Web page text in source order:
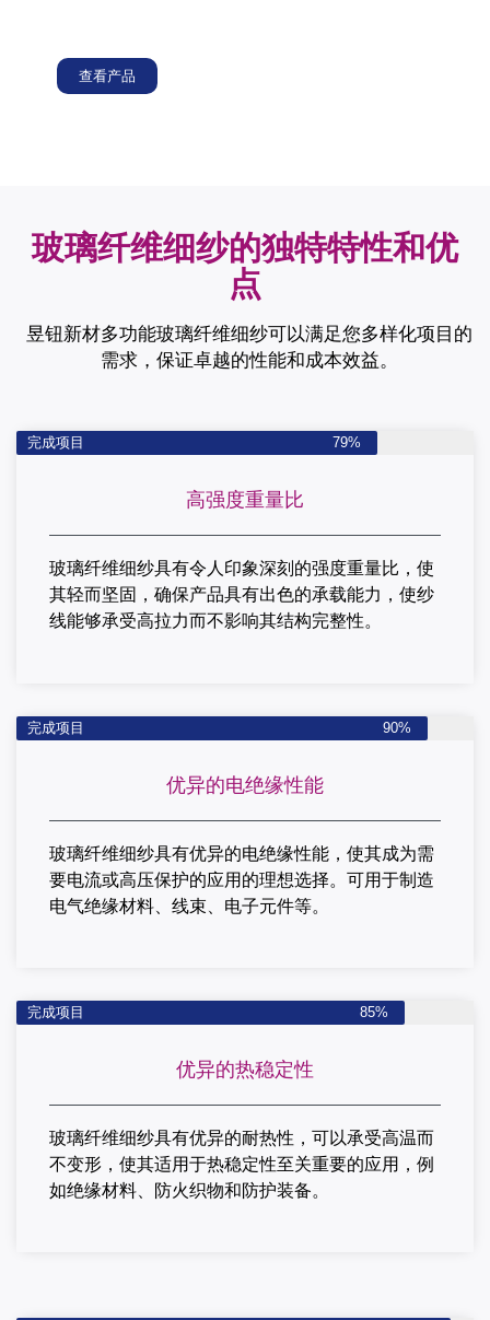
查看产品
玻璃纤维细纱的独特特性和优
点
昱钮新材多功能玻璃纤维细纱可以满足您多样化项目的
需求，保证卓越的性能和成本效益。
完成项目 79%
高强度重量比
玻璃纤维细纱具有令人印象深刻的强度重量比，使
其轻而坚固，确保产品具有出色的承载能力，使纱
线能够承受高拉力而不影响其结构完整性。
完成项目 90%
优异的电绝缘性能
玻璃纤维细纱具有优异的电绝缘性能，使其成为需
要电流或高压保护的应用的理想选择。 可用于制造
电气绝缘材料、线束、电子元件等。
完成项目 85%
优异的热稳定性
玻璃纤维细纱具有优异的耐热性，可以承受高温而
不变形，使其适用于热稳定性至关重要的应用，例
如绝缘材料、防火织物和防护装备。